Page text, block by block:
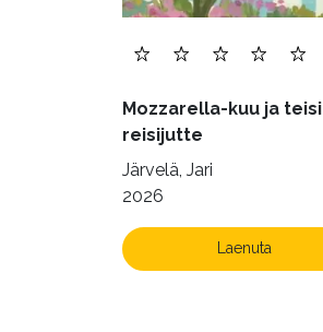
Mozzarella-kuu ja teisi
reisijutte
Järvelä, Jari
2026
Laenuta